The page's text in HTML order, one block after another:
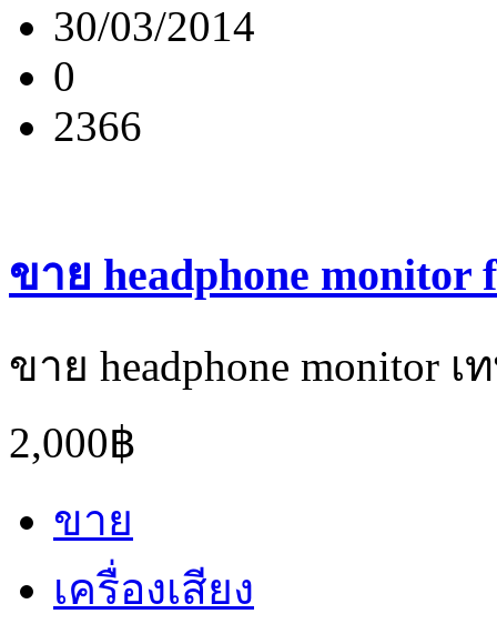
30/03/2014
0
2366
ขาย headphone monitor
ขาย headphone monitor เ
2,000฿
ขาย
เครื่องเสียง